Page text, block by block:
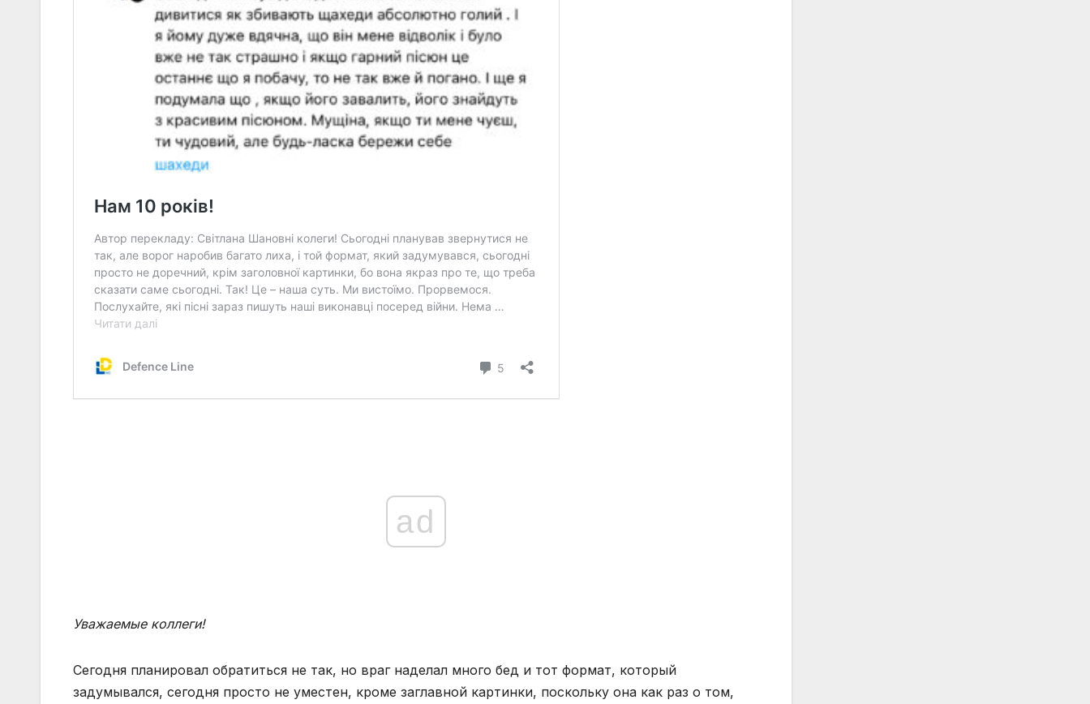
ad
Уважаемые коллеги!
Сегодня планировал обратиться не так, но враг наделал много бед и тот формат, который
задумывался, сегодня просто не уместен, кроме заглавной картинки, поскольку она как раз о том,